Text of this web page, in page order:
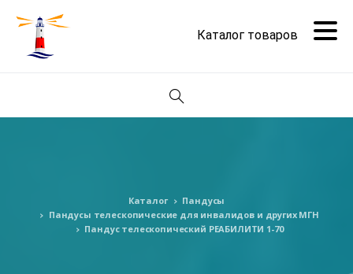
Поиск
Каталог
Пандусы
Пандусы телескопические для инвалидов и других МГН
Пандус телескопический РЕАБИЛИТИ 1-70